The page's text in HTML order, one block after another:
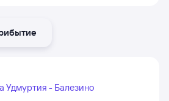
Удмуртия - Балезино